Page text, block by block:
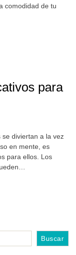
comodidad de tu
para
diviertan a la vez
en mente, es
para ellos. Los
Buscar